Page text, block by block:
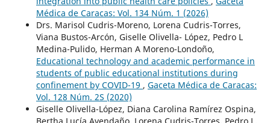
Médica de Caracas: Vol. 134 Núm. 1 (2026)
Drs. Marisol Cudris-Moreno, Lorena Cudris-Torres,
Viana Bustos-Arcón, Giselle Olivella- López, Pedro L
Medina-Pulido, Herman A Moreno-Londoño,
Educational technology and academic performance in
students of public educational institutions during
confinement by COVID-19 , Gaceta Médica de Caracas:
Vol. 128 Núm. 2S (2020)
Giselle Olivella-López, Diana Carolina Ramírez Ospina,